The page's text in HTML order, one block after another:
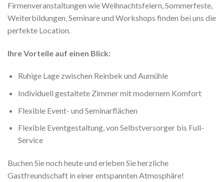
Firmenveranstaltungen wie Weihnachtsfeiern, Sommerfeste,
Weiterbildungen, Seminare und Workshops finden bei uns die
perfekte Location.
Ihre Vorteile auf einen Blick:
Ruhige Lage zwischen Reinbek und Aumühle
Individuell gestaltete Zimmer mit modernem Komfort
Flexible Event- und Seminarflächen
Flexible Eventgestaltung, von Selbstversorger bis Full-
Service
Buchen Sie noch heute und erleben Sie herzliche
Gastfreundschaft in einer entspannten Atmosphäre!